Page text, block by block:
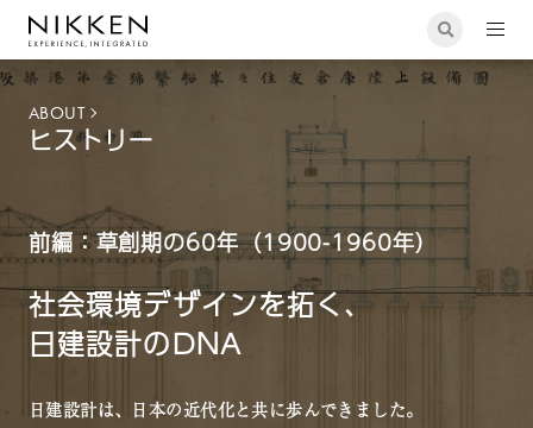
ABOUT
ヒストリー
前編：草創期の60年（1900-1960年）
社会環境デザインを拓く、
⽇建設計のDNA
⽇建設計は、⽇本の近代化と共に歩んできました。